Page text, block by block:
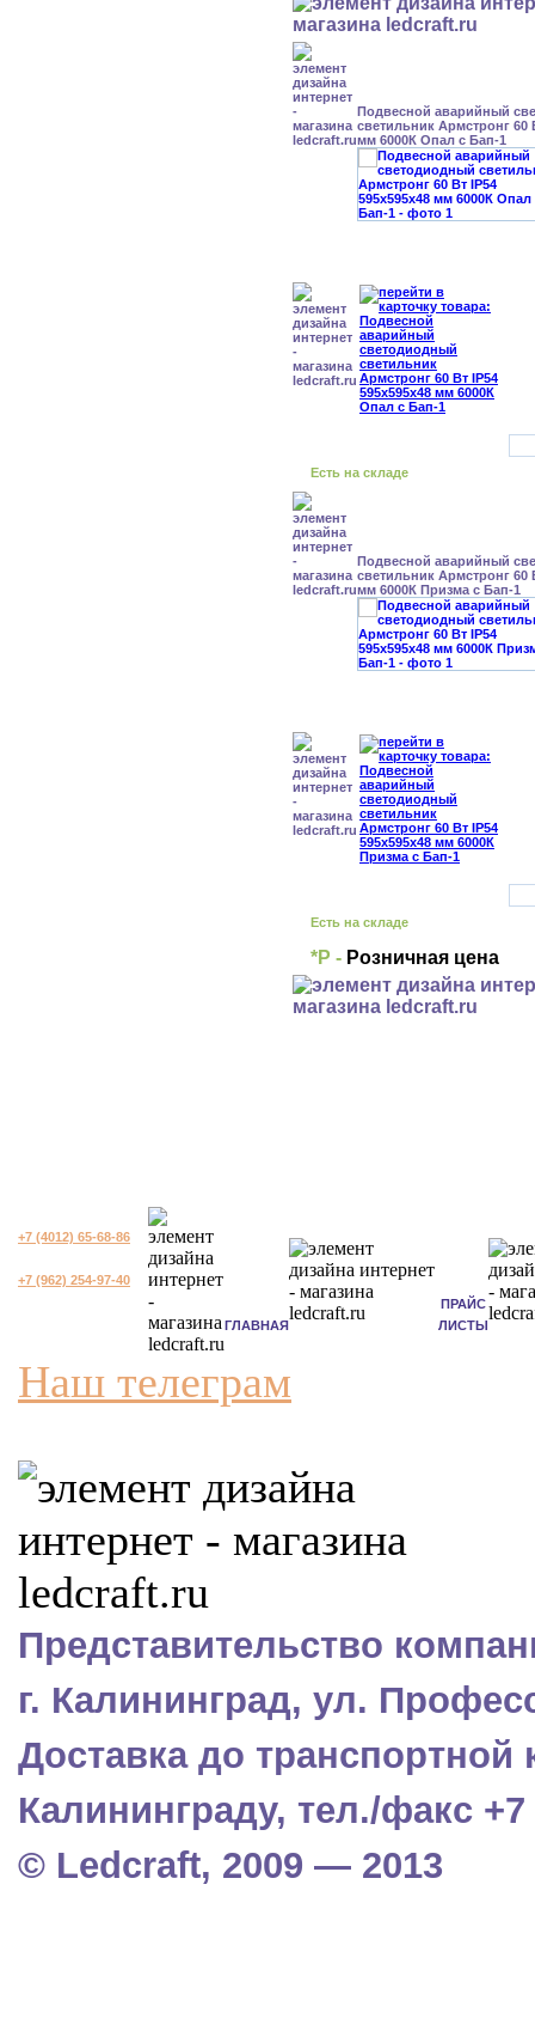
Подвесной аварийный
светильник Армстронг 60
мм 6000К Опал с Бап-1
Есть на складе
Подвесной аварийный
светильник Армстронг 60
мм 6000К Призма с Бап-1
Есть на складе
*Р - Розничная цена
+7 (4012) 65-68-86
+7 (962) 254-97-40
ГЛАВНАЯ
ПРАЙС
ЛИСТЫ
Наш телеграм
Представительство
г. Калининград, ул.
Доставка до
Калининграду, тел./факс +7
© Ledcraft, 2009 — 2013